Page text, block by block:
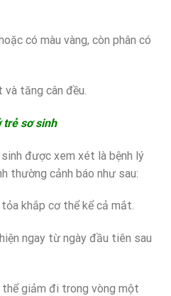
có màu vàng, còn phân có
tăng cân đều.
trẻ sơ sinh
được xem xét là bệnh lý
thường cảnh báo như sau:
khắp cơ thể kể cả mắt.
ngay từ ngày đầu tiên sau
giảm đi trong vòng một